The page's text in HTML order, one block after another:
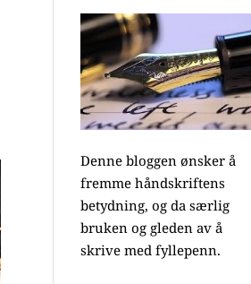
Denne bloggen ønsker å
fremme håndskriftens
betydning, og da særlig
bruken og gleden av å
skrive med fyllepenn.